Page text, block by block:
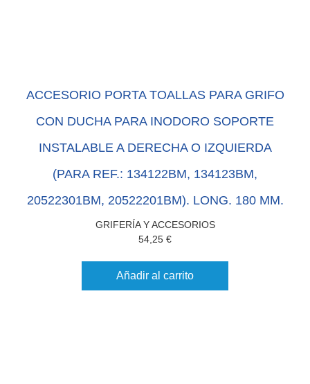
ACCESORIO PORTA TOALLAS PARA GRIFO
CON DUCHA PARA INODORO SOPORTE
INSTALABLE A DERECHA O IZQUIERDA
(PARA REF.: 134122BM, 134123BM,
20522301BM, 20522201BM). LONG. 180 MM.
GRIFERÍA Y ACCESORIOS
54,25 €
Añadir al carrito